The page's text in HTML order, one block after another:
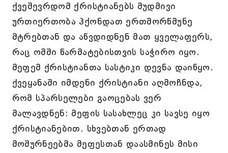
ქვეშევრდომ ქრისტიანებს მუდმივი
ურთიერთობა ჰქონდათ ერთმორწმუნე
მტრებთან და აწვდიდნენ მათ ყველაფერს,
რაც ომში წარმატებისთვის საჭირო იყო.
მეფემ ქრისტიანთა სასტიკი დევნა დაიწყო.
ქვეყანაში იმდენი ქრისტიანი აღმოჩნდა,
რომ სპარსელები გაოცებას ვერ
მალავდნენ: მეფის სასახლეც კი სავსე იყო
ქრისტიანებით. სხვებთან ერთად
მოშურნეებმა მეფესთან დაასმინეს მისი